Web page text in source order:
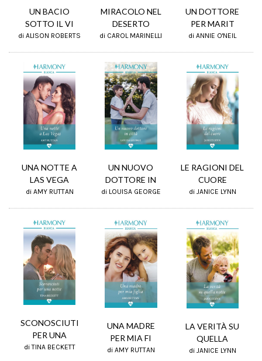
UN BACIO
SOTTO IL VI
di ALISON ROBERTS
MIRACOLO NEL
DESERTO
di CAROL MARINELLI
UN DOTTORE
PER MARIT
di ANNIE O'NEIL
UNA NOTTE A
LAS VEGA
di AMY RUTTAN
UN NUOVO
DOTTORE IN
di LOUISA GEORGE
LE RAGIONI DEL
CUORE
di JANICE LYNN
SCONOSCIUTI
PER UNA
di TINA BECKETT
UNA MADRE
PER MIA FI
di AMY RUTTAN
LA VERITÀ SU
QUELLA
di JANICE LYNN